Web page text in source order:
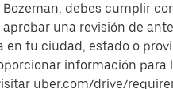
Bozeman, debes cumplir
una revisión de
tu ciudad, estado o
información para
uber.com/drive/